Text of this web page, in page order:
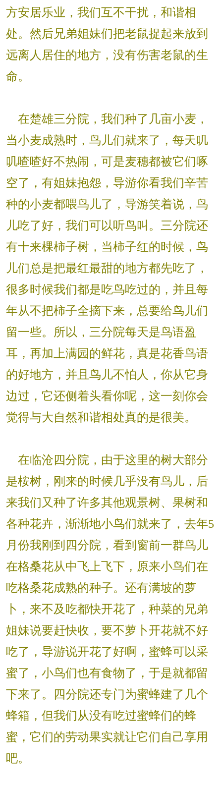
方安居乐业，我们互不干扰，和谐相
处。然后兄弟姐妹们把老鼠捉起来放到
远离人居住的地方，没有伤害老鼠的生
命。
在楚雄三分院，我们种了几亩小麦，
当小麦成熟时，鸟儿们就来了，每天叽
叽喳喳好不热闹，可是麦穗都被它们啄
空了，有姐妹抱怨，导游你看我们辛苦
种的小麦都喂鸟儿了，导游笑着说，鸟
儿吃了好，我们可以听鸟叫。三分院还
有十来棵柿子树，当柿子红的时候，鸟
儿们总是把最红最甜的地方都先吃了，
很多时候我们都是吃鸟吃过的，并且每
年从不把柿子全摘下来，总要给鸟儿们
留一些。所以，三分院每天是鸟语盈
耳，再加上满园的鲜花，真是花香鸟语
的好地方，并且鸟儿不怕人，你从它身
边过，它还侧着头看你呢，这一刻你会
觉得与大自然和谐相处真的是很美。
在临沧四分院，由于这里的树大部分
是桉树，刚来的时候几乎没有鸟儿，后
来我们又种了许多其他观景树、果树和
各种花卉，渐渐地小鸟们就来了，去年5
月份我刚到四分院，看到窗前一群鸟儿
在格桑花从中飞上飞下，原来小鸟们在
吃格桑花成熟的种子。还有满坡的萝
卜，来不及吃都快开花了，种菜的兄弟
姐妹说要赶快收，要不萝卜开花就不好
吃了，导游说开花了好啊，蜜蜂可以采
蜜了，小鸟们也有食物了，于是就都留
下来了。四分院还专门为蜜蜂建了几个
蜂箱，但我们从没有吃过蜜蜂们的蜂
蜜，它们的劳动果实就让它们自己享用
吧。